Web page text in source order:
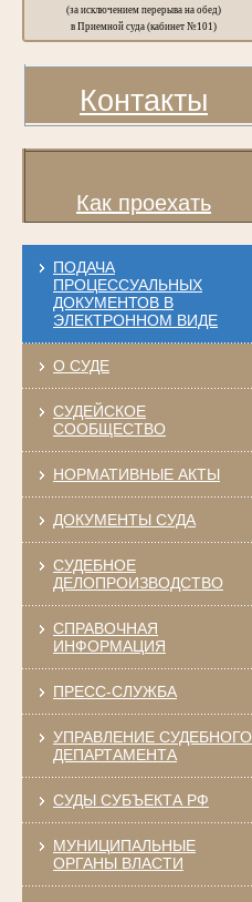
(за исключением перерыва на обед)
в Приемной суда (кабинет №101)
Контакты
Как проехать
ПОДАЧА
ПРОЦЕССУАЛЬНЫХ
ДОКУМЕНТОВ В
ЭЛЕКТРОННОМ ВИДЕ
О СУДЕ
СУДЕЙСКОЕ
СООБЩЕСТВО
НОРМАТИВНЫЕ АКТЫ
ДОКУМЕНТЫ СУДА
СУДЕБНОЕ
ДЕЛОПРОИЗВОДСТВО
СПРАВОЧНАЯ
ИНФОРМАЦИЯ
ПРЕСС-СЛУЖБА
УПРАВЛЕНИЕ СУДЕБНОГО
ДЕПАРТАМЕНТА
СУДЫ СУБЪЕКТА РФ
МУНИЦИПАЛЬНЫЕ
ОРГАНЫ ВЛАСТИ